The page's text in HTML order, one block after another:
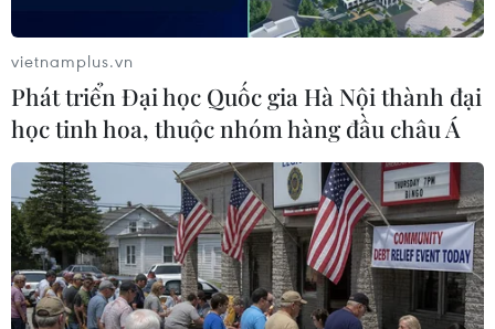
tự xưng đang chuẩn bị tiến hành "chiến dịch tấn công
khủng bố" ở Pháp.
vietnamplus.vn
Phát triển Đại học Quốc gia Hà Nội thành đại
học tinh hoa, thuộc nhóm hàng đầu châu Á